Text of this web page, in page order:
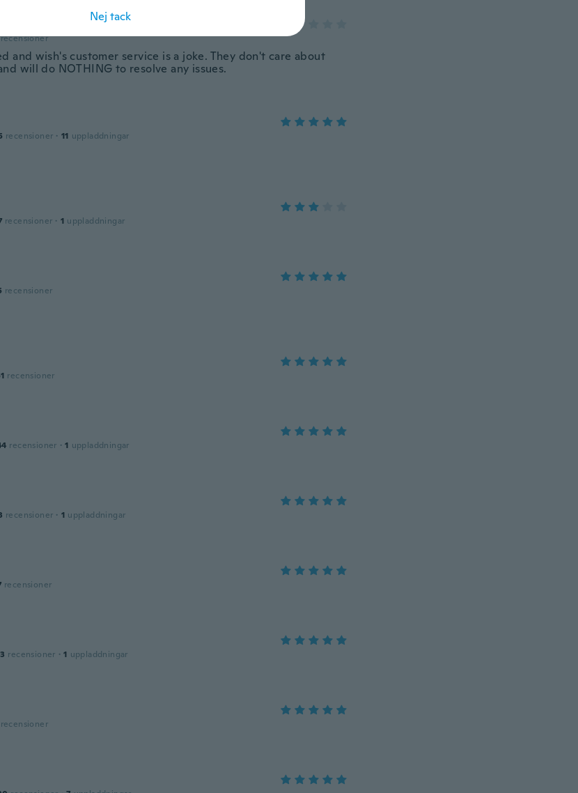
recensioner
and wish's customer service is a joke. They don't care about
will do NOTHING to resolve any issues.
recensioner · 11 uppladdningar
recensioner · 1 uppladdningar
recensioner
recensioner
recensioner · 1 uppladdningar
recensioner · 1 uppladdningar
recensioner
recensioner · 1 uppladdningar
recensioner
Nej tack